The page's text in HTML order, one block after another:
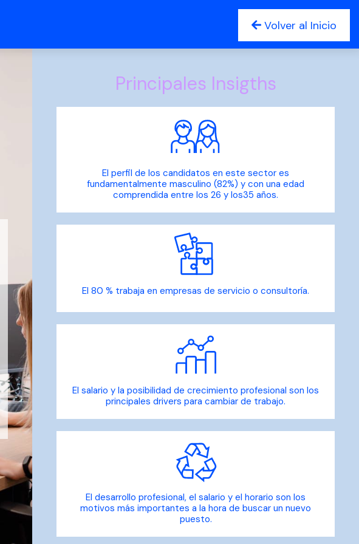
Volver al Inicio
Principales Insigths
El perfil de los candidatos en este sector es
fundamentalmente masculino (82%) y con una edad
comprendida entre los 26 y los35 años.
El 80 % trabaja en empresas de servicio o consultoría.
El salario y la posibilidad de crecimiento profesional son los
principales drivers para cambiar de trabajo.
El desarrollo profesional, el salario y el horario son los
motivos más importantes a la hora de buscar un nuevo
puesto.